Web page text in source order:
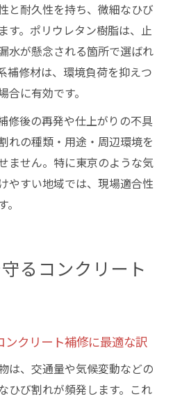
と耐久性を持ち、微細なひび
す。ポリウレタン樹脂は、止
水が懸念される箇所で選ばれ
補修材は、環境負荷を抑えつ
に有効です。
修後の再発や仕上がりの不具
れの種類・用途・周辺環境を
ません。特に東京のような気
やすい地域では、現場適合性
るコンクリート
クリート補修に最適な訳
は、交通量や気候変動などの
ひび割れが頻発します。これ